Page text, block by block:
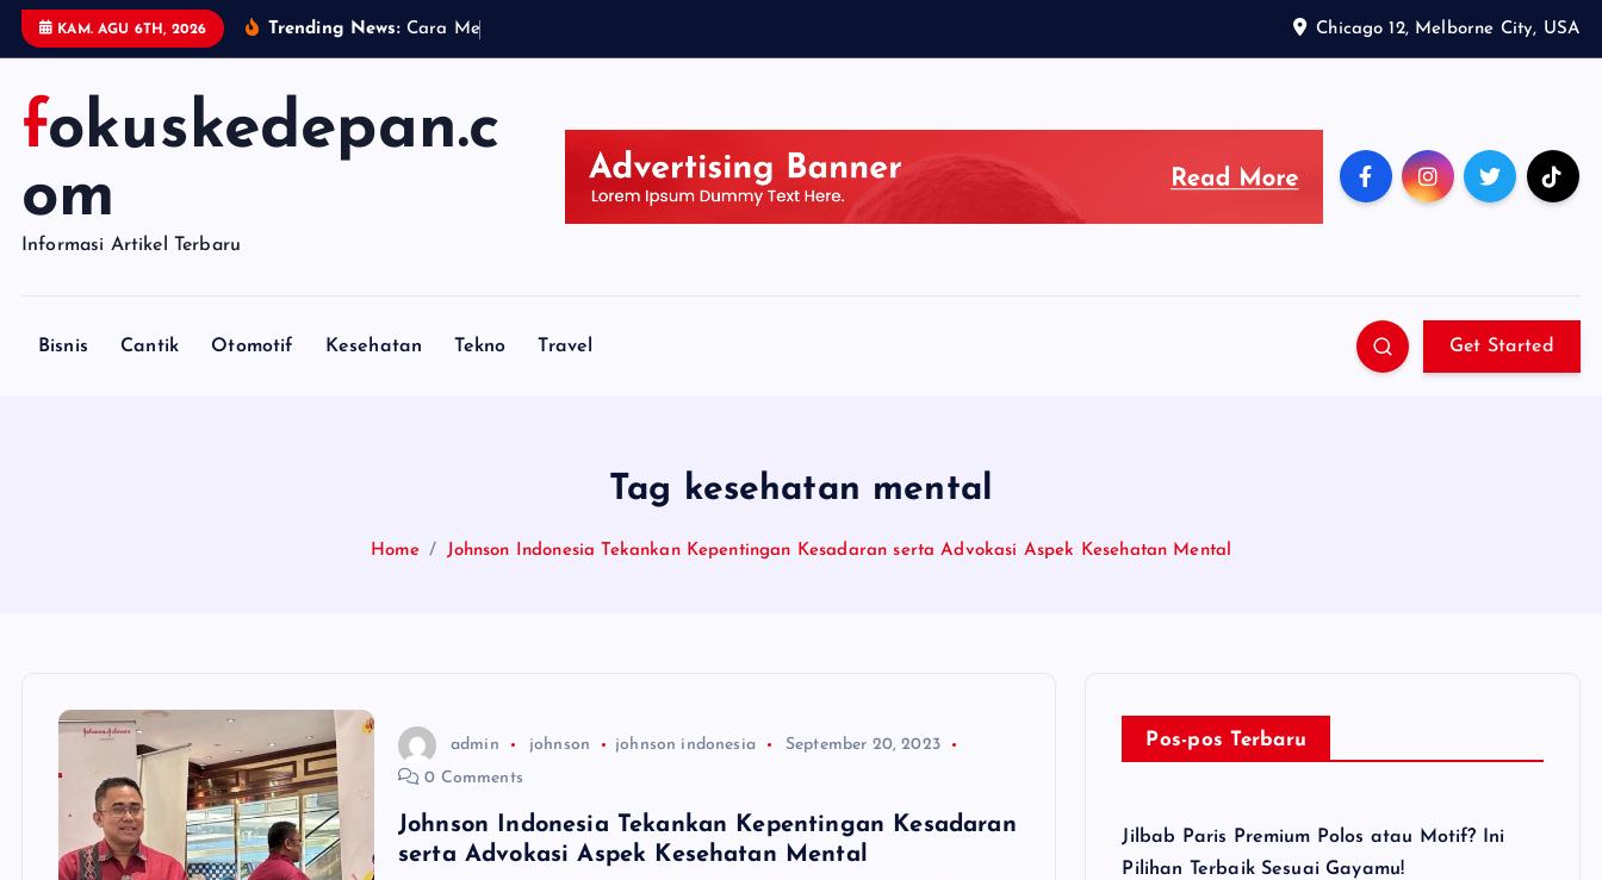
KAM. AGU 6TH, 2026 Trending News: Cara Me Chicago 12, Melborne City, USA
fokuskedepan.c
om
Informasi Artikel Terbaru
Bisnis Cantik Otomotif Kesehatan Tekno Travel Get Started
Tag kesehatan mental
Home Johnson Indonesia Tekankan Kepentingan Kesadaran serta Advokasi Aspek Kesehatan Mental
admin johnson johnson indonesia
September 20, 2023
0 Comments
Johnson Indonesia Tekankan Kepentingan Kesadaran
serta Advokasi Aspek Kesehatan Mental
Pos-pos Terbaru
Jilbab Paris Premium Polos atau Motif? Ini
Pilihan Terbaik Sesuai Gayamu!